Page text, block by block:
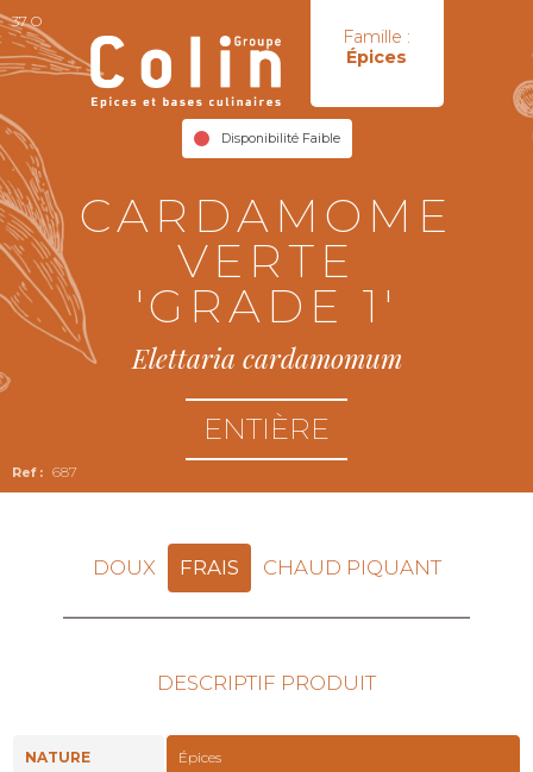
Famille :
Épices
Disponibilité Faible
37 O
687
CARDAMOME
VERTE
'GRADE 1'
Elettaria cardamomum
ENTIÈRE
DOUX FRAIS CHAUD PIQUANT
DESCRIPTIF PRODUIT
NATURE Épices